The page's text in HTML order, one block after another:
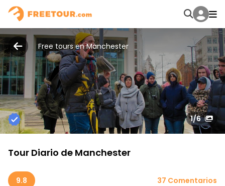
Free tours en Manchester
1/6
Tour Diario de Manchester
9.8 37 Comentarios